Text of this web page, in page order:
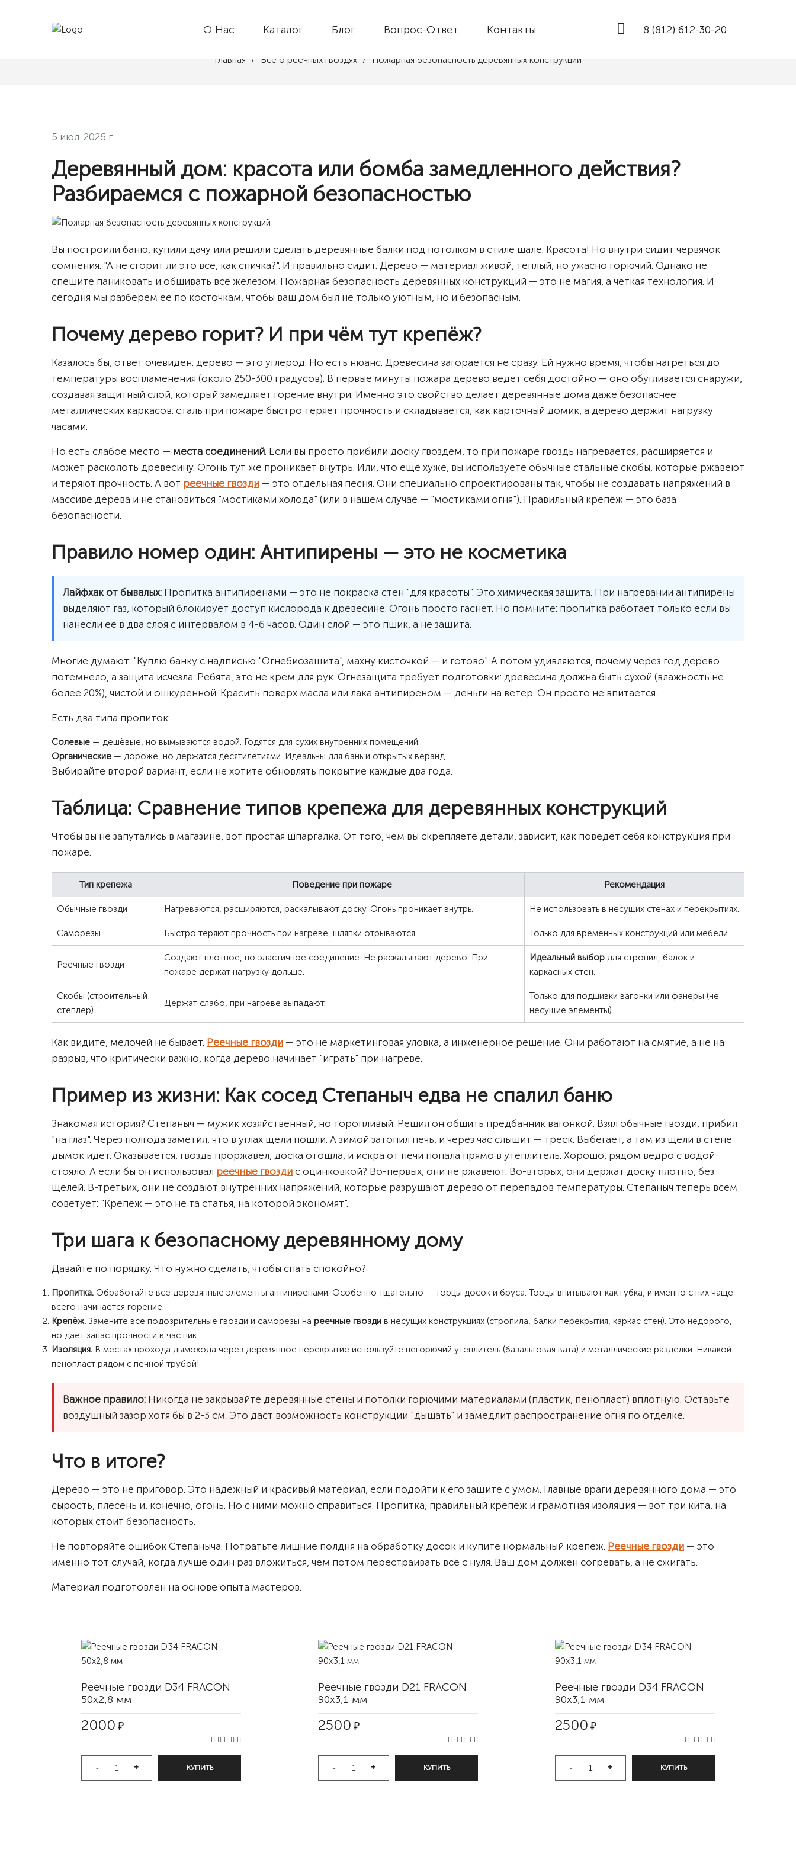
О Нас Каталог Блог Вопрос-Ответ Контакты Whatsapp
8 (812) 612-30-20
ПОЖАРНАЯ БЕЗОПАСНОСТЬ ДЕРЕВЯННЫХ КОНСТРУКЦИЙ
Главная Все о реечных гвоздях Пожарная безопасность деревянных конструкций
5 июл. 2026 г.
Деревянный дом: красота или бомба замедленного действия?
Разбираемся с пожарной безопасностью
Вы построили баню, купили дачу или решили сделать деревянные балки под потолком в стиле шале. Красота! Но внутри сидит червячок
сомнения: "А не сгорит ли это всё, как спичка?". И правильно сидит. Дерево — материал живой, тёплый, но ужасно горючий. Однако не
спешите паниковать и обшивать всё железом. Пожарная безопасность деревянных конструкций — это не магия, а чёткая технология. И
сегодня мы разберём её по косточкам, чтобы ваш дом был не только уютным, но и безопасным.
Почему дерево горит? И при чём тут крепёж?
Казалось бы, ответ очевиден: дерево — это углерод. Но есть нюанс. Древесина загорается не сразу. Ей нужно время, чтобы нагреться до
температуры воспламенения (около 250-300 градусов). В первые минуты пожара дерево ведёт себя достойно — оно обугливается снаружи,
создавая защитный слой, который замедляет горение внутри. Именно это свойство делает деревянные дома даже безопаснее
металлических каркасов: сталь при пожаре быстро теряет прочность и складывается, как карточный домик, а дерево держит нагрузку
часами.
Но есть слабое место — места соединений. Если вы просто прибили доску гвоздём, то при пожаре гвоздь нагревается, расширяется и
может расколоть древесину. Огонь тут же проникает внутрь. Или, что ещё хуже, вы используете обычные стальные скобы, которые ржавеют
и теряют прочность. А вот реечные гвозди — это отдельная песня. Они специально спроектированы так, чтобы не создавать напряжений в
массиве дерева и не становиться "мостиками холода" (или в нашем случае — "мостиками огня"). Правильный крепёж — это база
безопасности.
Правило номер один: Антипирены — это не косметика
Лайфхак от бывалых: Пропитка антипиренами — это не покраска стен "для красоты". Это химическая защита. При нагревании антипирены
выделяют газ, который блокирует доступ кислорода к древесине. Огонь просто гаснет. Но помните: пропитка работает только если вы
нанесли её в два слоя с интервалом в 4-6 часов. Один слой — это пшик, а не защита.
Многие думают: "Куплю банку с надписью "Огнебиозащита", махну кисточкой — и готово". А потом удивляются, почему через год дерево
потемнело, а защита исчезла. Ребята, это не крем для рук. Огнезащита требует подготовки: древесина должна быть сухой (влажность не
более 20%), чистой и ошкуренной. Красить поверх масла или лака антипиреном — деньги на ветер. Он просто не впитается.
Есть два типа пропиток:
Солевые — дешёвые, но вымываются водой. Годятся для сухих внутренних помещений.
Органические — дороже, но держатся десятилетиями. Идеальны для бань и открытых веранд.
Выбирайте второй вариант, если не хотите обновлять покрытие каждые два года.
Таблица: Сравнение типов крепежа для деревянных конструкций
Чтобы вы не запутались в магазине, вот простая шпаргалка. От того, чем вы скрепляете детали, зависит, как поведёт себя конструкция при
пожаре.
Тип крепежа Поведение при пожаре Рекомендация
Обычные гвозди Нагреваются, расширяются, раскалывают доску. Огонь проникает внутрь. Не использовать в несущих стенах и перекрытиях.
Саморезы Быстро теряют прочность при нагреве, шляпки отрываются. Только для временных конструкций или мебели.
Реечные гвозди
Создают плотное, но эластичное соединение. Не раскалывают дерево. При
пожаре держат нагрузку дольше.
Идеальный выбор для стропил, балок и
каркасных стен.
Скобы (строительный
степлер)
Держат слабо, при нагреве выпадают.
Только для подшивки вагонки или фанеры (не
несущие элементы).
Как видите, мелочей не бывает. Реечные гвозди — это не маркетинговая уловка, а инженерное решение. Они работают на смятие, а не на
разрыв, что критически важно, когда дерево начинает "играть" при нагреве.
Пример из жизни: Как сосед Степаныч едва не спалил баню
Знакомая история? Степаныч — мужик хозяйственный, но торопливый. Решил он обшить предбанник вагонкой. Взял обычные гвозди, прибил
"на глаз". Через полгода заметил, что в углах щели пошли. А зимой затопил печь, и через час слышит — треск. Выбегает, а там из щели в стене
дымок идёт. Оказывается, гвоздь проржавел, доска отошла, и искра от печи попала прямо в утеплитель. Хорошо, рядом ведро с водой
стояло. А если бы он использовал реечные гвозди с оцинковкой? Во-первых, они не ржавеют. Во-вторых, они держат доску плотно, без
щелей. В-третьих, они не создают внутренних напряжений, которые разрушают дерево от перепадов температуры. Степаныч теперь всем
советует: "Крепёж — это не та статья, на которой экономят".
Три шага к безопасному деревянному дому
Давайте по порядку. Что нужно сделать, чтобы спать спокойно?
Пропитка. Обработайте все деревянные элементы антипиренами. Особенно тщательно — торцы досок и бруса. Торцы впитывают как губка, и именно с них чаще
всего начинается горение.
Крепёж. Замените все подозрительные гвозди и саморезы на реечные гвозди в несущих конструкциях (стропила, балки перекрытия, каркас стен). Это недорого,
но даёт запас прочности в час пик.
Изоляция. В местах прохода дымохода через деревянное перекрытие используйте негорючий утеплитель (базальтовая вата) и металлические разделки. Никакой
пенопласт рядом с печной трубой!
Важное правило: Никогда не закрывайте деревянные стены и потолки горючими материалами (пластик, пенопласт) вплотную. Оставьте
воздушный зазор хотя бы в 2-3 см. Это даст возможность конструкции "дышать" и замедлит распространение огня по отделке.
Что в итоге?
Дерево — это не приговор. Это надёжный и красивый материал, если подойти к его защите с умом. Главные враги деревянного дома — это
сырость, плесень и, конечно, огонь. Но с ними можно справиться. Пропитка, правильный крепёж и грамотная изоляция — вот три кита, на
которых стоит безопасность.
Не повторяйте ошибок Степаныча. Потратьте лишние полдня на обработку досок и купите нормальный крепёж. Реечные гвозди — это
именно тот случай, когда лучше один раз вложиться, чем потом перестраивать всё с нуля. Ваш дом должен согревать, а не сжигать.
Материал подготовлен на основе опыта мастеров.
Реечные гвозди D34 FRACON
50x2,8 мм
2000 ₽
- + КУПИТЬ
Реечные гвозди D21 FRACON
90x3,1 мм
2500 ₽
- + КУПИТЬ
Реечные гвозди D34 FRACON
90x3,1 мм
2500 ₽
- + КУПИТЬ